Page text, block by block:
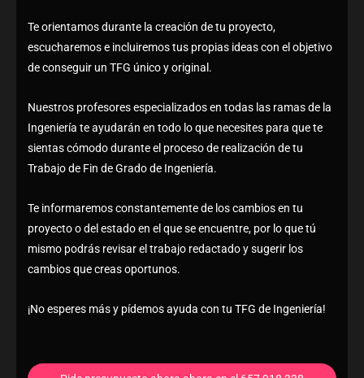
Te orientamos durante la creación de tu proyecto,
escucharemos e incluiremos tus propias ideas con el objetivo
de conseguir un TFG único y original.
Nuestros profesores especializados en todas las ramas de la
Ingeniería te ayudarán en todo lo que necesites para que te
sientas cómodo durante el proceso de realización de tu
Trabajo de Fin de Grado de Ingeniería.
Te informaremos constantemente de los cambios en tu
proyecto o del estado en el que se encuentre, por lo que tú
mismo podrás revisar el trabajo redactado y sugerir los
cambios que creas oportunos.
¡No esperes más y pídemos ayuda con tu TFG de Ingeniería!